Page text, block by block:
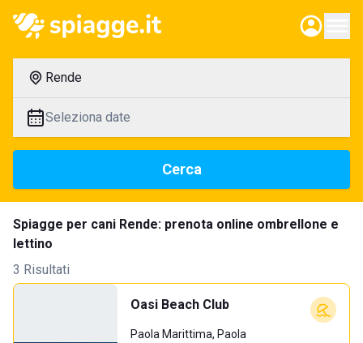
Rende
Seleziona date
Cerca
Spiagge per cani Rende: prenota online ombrellone e
lettino
3 Risultati
Oasi Beach Club
Paola Marittima, Paola